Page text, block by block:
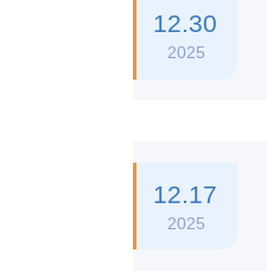
12.30
2025
12.17
2025